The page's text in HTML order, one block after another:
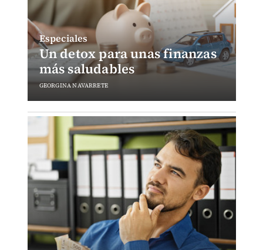
Un detox para unas finanzas
más saludables
Especiales
GEORGINA NAVARRETE